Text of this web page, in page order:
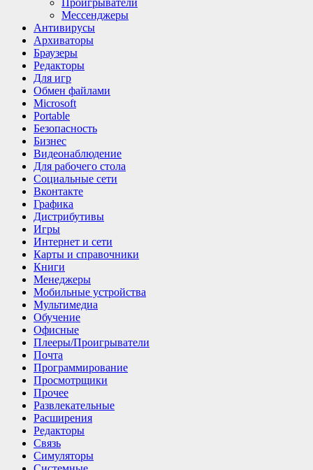
Мессенджеры
Антивирусы
Архиваторы
Браузеры
Редакторы
Для игр
Обмен файлами
Microsoft
Portable
Безопасность
Бизнес
Видеонаблюдение
Для рабочего стола
Социальные сети
Вконтакте
Графика
Дистрибутивы
Игры
Интернет и cети
Карты и справочники
Книги
Менеджеры
Мобильные устройства
Мультимедиа
Обучение
Офисные
Плееры/Проигрыватели
Почта
Программирование
Просмотрщики
Прочее
Развлекательные
Расширения
Редакторы
Связь
Симуляторы